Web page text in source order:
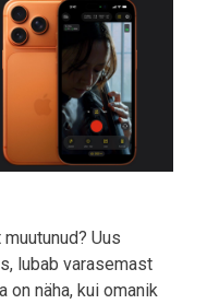
Uus
lubab varasemast
on näha, kui omanik